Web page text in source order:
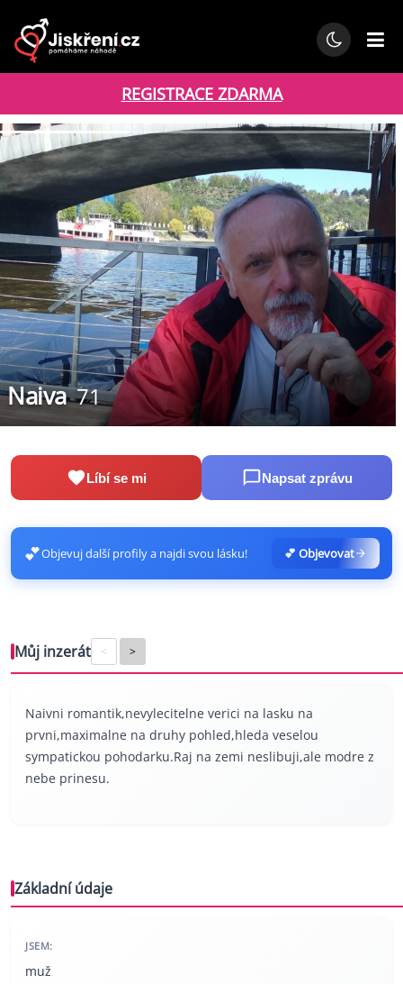
REGISTRACE ZDARMA
Naiva 71
Líbí se mi Napsat zprávu
💕Objevuj další profily a najdi svou lásku! 💕 Objevovat
Můj inzerát < >
Naivni romantik,nevylecitelne verici na lasku na
prvni,maximalne na druhy pohled,hleda veselou
sympatickou pohodarku.Raj na zemi neslibuji,ale modre z
nebe prinesu.
Základní údaje
JSEM:
muž